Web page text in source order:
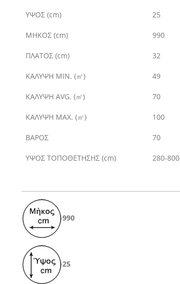
ΥΨΟΣ (cm) 25
ΜΗΚΟΣ (cm) 990
ΠΛΑΤΟΣ (cm) 32
ΚΑΛΥΨΗ MIN. (㎡) 49
ΚΑΛΥΨΗ AVG. (㎡) 70
ΚΑΛΥΨΗ MAX. (㎡) 100
ΒΑΡΟΣ 70
ΥΨΟΣ ΤΟΠΟΘΕΤΗΣΗΣ (cm) 280-800
990
25